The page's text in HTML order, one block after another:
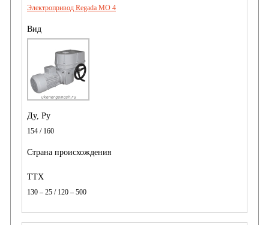
Электропривод Regada MO 4
154 / 160
130 – 25 / 120 – 500